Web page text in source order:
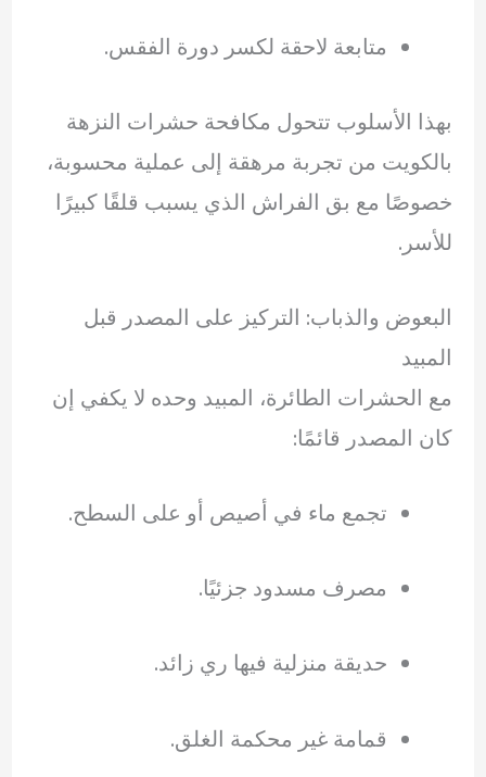
متابعة لاحقة لكسر دورة الفقس.
بهذا الأسلوب تتحول مكافحة حشرات النزهة
بالكويت من تجربة مرهقة إلى عملية محسوبة،
خصوصًا مع بق الفراش الذي يسبب قلقًا كبيرًا
للأسر.
البعوض والذباب: التركيز على المصدر قبل
المبيد
مع الحشرات الطائرة، المبيد وحده لا يكفي إن
كان المصدر قائمًا:
تجمع ماء في أصيص أو على السطح.
مصرف مسدود جزئيًا.
حديقة منزلية فيها ري زائد.
قمامة غير محكمة الغلق.